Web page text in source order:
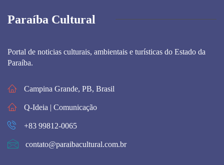
Paraíba Cultural
Portal de noticias culturais, ambientais e turísticas do Estado da
Paraíba.
Campina Grande, PB, Brasil
Q-Ideia | Comunicação
+83 99812-0065
contato@paraibacultural.com.br